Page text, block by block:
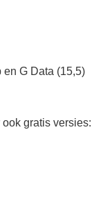
G Data (15,5)
gratis versies: